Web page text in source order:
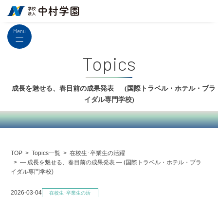
Menu
Topics
― 成長を魅せる、春目前の成果発表 ― (国際トラベル・ホテル・ブラ
イダル専門学校)
TOP Topics一覧
在校生･卒業生の活躍
― 成長を魅せる、春目前の成果発表 ― (国際トラベル・ホテル・ブラ
イダル専門学校)
2026-03-04
在校生･卒業生の活